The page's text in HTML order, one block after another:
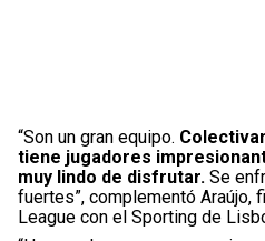
“Son un gran equipo.
tiene jugadores
muy lindo de disfrutar. Se
fuertes”, complementó Araújo,
League con el Sporting de